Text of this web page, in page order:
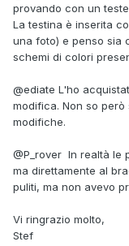
provando con un
La testina è inserita
una foto) e penso sia
schemi di colori
@ediate L'ho
modifica. Non so
modifiche.
@P_rover In realtà le
ma direttamente al
puliti, ma non avevo
Vi ringrazio molto,
Stef